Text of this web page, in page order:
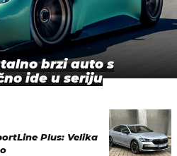
brzi auto s
ide u seriju
Plus: Velika